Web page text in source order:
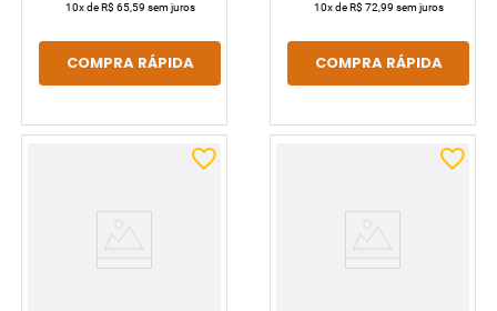
10x deR$ 65,59 sem juros
COMPRA RÁPIDA
10x deR$ 72,99 sem juros
COMPRA RÁPIDA